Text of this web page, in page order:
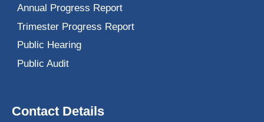
Annual Progress Report
Trimester Progress Report
Public Hearing
Public Audit
Contact Details